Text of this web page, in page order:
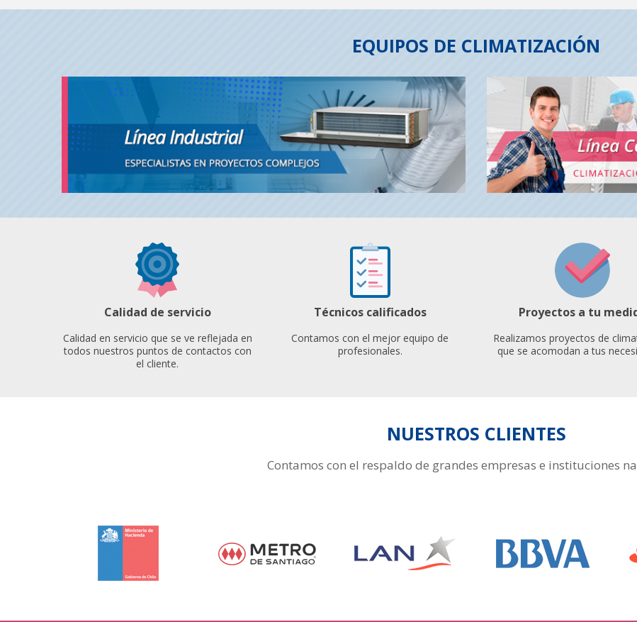
EQUIPOS DE CLIMATIZACIÓN
Calidad de servicio
Calidad en servicio que se ve reflejada en
todos nuestros puntos de contactos con
el cliente.
Técnicos calificados
Contamos con el mejor equipo de
profesionales.
Proyectos a tu
Realizamos proyectos de
que se acomodan a tus
NUESTROS CLIENTES
Contamos con el respaldo de grandes empresas e instituciones